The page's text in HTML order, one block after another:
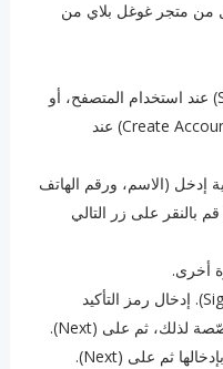
من متجر غوغل بلاي من
2. ‏انقر على زر إنشاء حساب (Sign up) عند استخدام المتصفح، أو
قم بالنقر على أيقونة إنشاء حساب (Create Account) عند
‏إدخل (الاسم، ورقم الهاتف
قم بالنقر على زر التالي
5. ‏قم بالنقر على خيار التسجيل (Sign up). إدخال رمز التأكيد